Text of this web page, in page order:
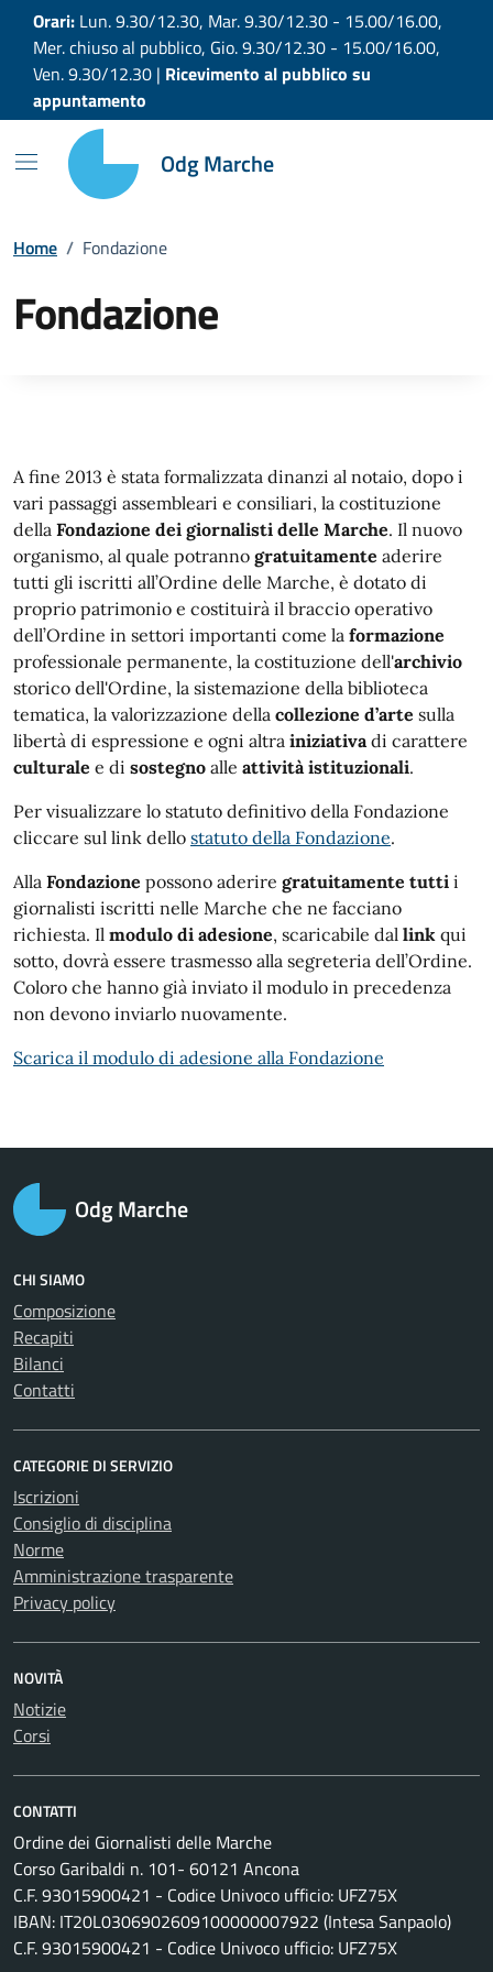
Vai ai contenuti
Vai al footer
Orari: Lun. 9.30/12.30, Mar. 9.30/12.30 - 15.00/16.00,
Mer. chiuso al pubblico, Gio. 9.30/12.30 - 15.00/16.00,
Ven. 9.30/12.30 | Ricevimento al pubblico su
appuntamento
Odg Marche
Home / Fondazione
Fondazione
A fine 2013 è stata formalizzata dinanzi al notaio, dopo i
vari passaggi assembleari e consiliari, la costituzione
della Fondazione dei giornalisti delle Marche. Il nuovo
organismo, al quale potranno gratuitamente aderire
tutti gli iscritti all’Ordine delle Marche, è dotato di
proprio patrimonio e costituirà il braccio operativo
dell’Ordine in settori importanti come la formazione
professionale permanente, la costituzione dell'archivio
storico dell'Ordine, la sistemazione della biblioteca
tematica, la valorizzazione della collezione d’arte sulla
libertà di espressione e ogni altra iniziativadi carattere
culturale e di sostegno alle attività istituzionali.
Per visualizzare lo statuto definitivo della Fondazione
cliccare sul link dello statuto della Fondazione.
Alla Fondazione possono aderire gratuitamente tutti i
giornalisti iscritti nelle Marche che ne facciano
richiesta. Il modulo di adesione, scaricabile dal link qui
sotto, dovrà essere trasmesso alla segreteria dell’Ordine.
Coloro che hanno già inviato il modulo in precedenza
non devono inviarlo nuovamente.
Scarica il modulo di adesione alla Fondazione
Odg Marche
CHI SIAMO
Composizione
Recapiti
Bilanci
Contatti
CATEGORIE DI SERVIZIO
Iscrizioni
Consiglio di disciplina
Norme
Amministrazione trasparente
Privacy policy
NOVITÀ
Notizie
Corsi
CONTATTI
Ordine dei Giornalisti delle Marche
Corso Garibaldi n. 101- 60121 Ancona
C.F. 93015900421 - Codice Univoco ufficio: UFZ75X
IBAN: IT20L0306902609100000007922 (Intesa Sanpaolo)
C.F. 93015900421 - Codice Univoco ufficio: UFZ75X